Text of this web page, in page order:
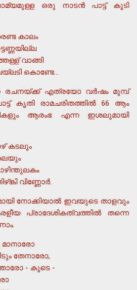
ഒരു നാടന്‍ പാട്ട് കൂടി
കാലം
വാങ്ങി
കൊണ്ടേ...
രചനയ്ക്ക് എത്രയോ വര്‍ഷം മുമ്പ്
കൃതി രാമചരിതത്തില്‍ 66 ആം
ആരംഭ എന്ന ഇശലുമായി
കടലും
വിണ്ണോര്‍.
നോക്കിയാല്‍ ഇവയുടെ താളവും
പ്രാദേശികത്വത്തില്‍ തന്നെ
തേനാരോ,
- കൂടെ -